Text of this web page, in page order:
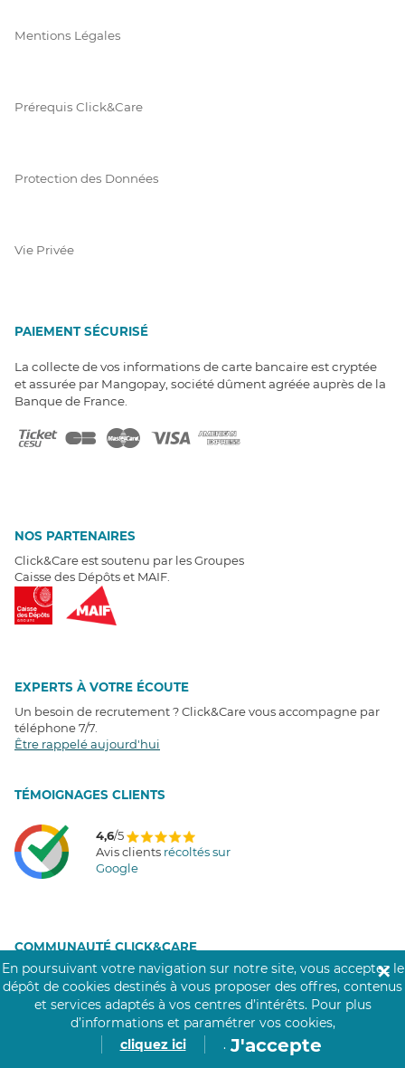
Mentions Légales
Prérequis Click&Care
Protection des Données
Vie Privée
PAIEMENT SÉCURISÉ
La collecte de vos informations de carte bancaire est cryptée
et assurée par Mangopay, société dûment agréée auprès de la
Banque de France.
NOS PARTENAIRES
Click&Care est soutenu par les Groupes
Caisse des Dépôts et MAIF.
EXPERTS À VOTRE ÉCOUTE
Un besoin de recrutement ? Click&Care vous accompagne par
téléphone 7/7
Être rappelé aujourd'hui
TÉMOIGNAGES CLIENTS
4,6/5
Avis clients récoltés sur
Google
COMMUNAUTÉ CLICK&CARE
En poursuivant votre navigation sur notre site, vous acceptez le
dépôt de cookies destinés à vous proposer des offres, contenus
et services adaptés à vos centres d’intérêts. Pour plus
d’informations et paramétrer vos cookies,
cliquez ici
. J'accepte
✕